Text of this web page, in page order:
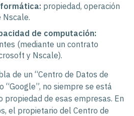
propiedad, operación
Nscale.
de computación:
(mediante un contrato
y Nscale).
de un “Centro de Datos de
“Google”, no siempre se está
propiedad de esas empresas. En
el propietario del Centro de